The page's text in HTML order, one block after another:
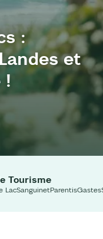
:
et
!
Tourisme
LacSanguinetParentisGastes